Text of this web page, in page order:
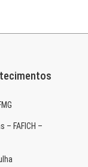
– FAFICH –